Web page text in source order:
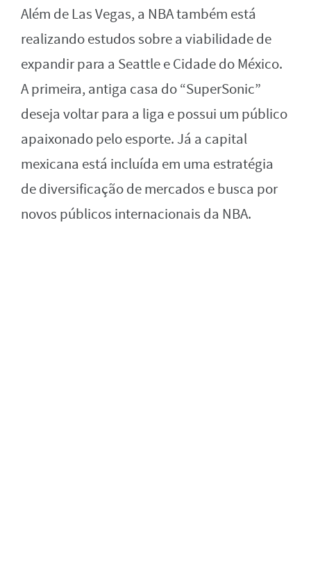
Além de Las Vegas, a NBA também está
realizando estudos sobre a viabilidade de
expandir para a Seattle e Cidade do México.
A primeira, antiga casa do “SuperSonic”
deseja voltar para a liga e possui um público
apaixonado pelo esporte. Já a capital
mexicana está incluída em uma estratégia
de diversificação de mercados e busca por
novos públicos internacionais da NBA.